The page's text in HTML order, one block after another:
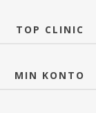
TOP CLINIC
MIN KONTO